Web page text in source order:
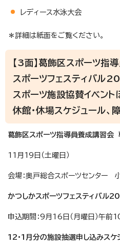
レディース水泳大会
＊詳細は紙面をご覧ください。
【3面】葛飾区スポーツ指
スポーツフェスティバル
スポーツ施設協賛イベン
休館・休場スケジュール、
葛飾区スポーツ指導員養成講習会
11月19日（土曜日）
会場：奥戸総合スポーツセンター
かつしかスポーツフェスティバ
申込期間：9月16日（月曜日）午前
12・1 月分の施設抽選申し込みスケ